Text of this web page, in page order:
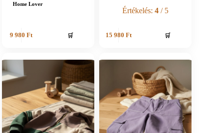
Home Lover
9 980Ft 🛒
Értékelés:4 / 5
15 980 Ft 🛒